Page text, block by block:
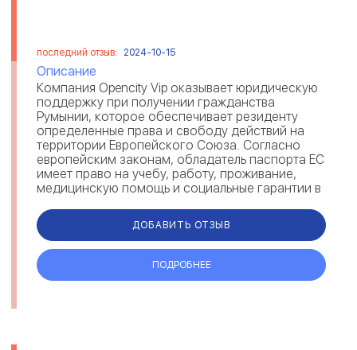
последний отзыв: 2024-10-15
Описание
Компания Opencity Vip оказывает юридическую
поддержку при получении гражданства
Румынии, которое обеспечивает резиденту
определенные права и свободу действий на
территории Европейского Союза. Согласно
европейским законам, обладатель паспорта ЕС
имеет право на учебу, работу, проживание,
медицинскую помощь и социальные гарантии в
ДОБАВИТЬ ОТЗЫВ
ПОДРОБНЕЕ